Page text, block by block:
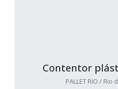
Contentor
PALLET RIO / Rio